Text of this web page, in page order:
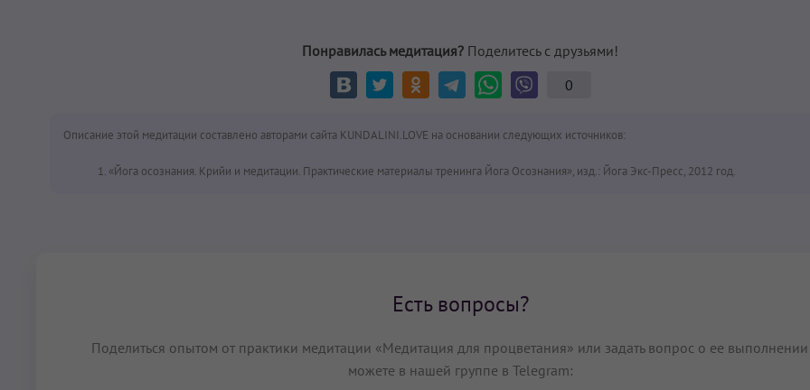
Понравилась медитация? Поделитесь с друзьями!
0
Описание этой медитации составлено авторами сайта KUNDALINI.LOVE на основании следующих источников:
«Йога осознания. Крийи и медитации. Практические материалы тренинга Йога Осознания», изд.: Йога Экс-Пресс, 2012 год.
Есть вопросы?
Поделиться опытом от практики медитации «Медитация для процветания» или задать вопрос о ее
можете в нашей группе в Telegram: